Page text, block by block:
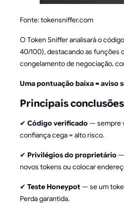
Fonte: tokensniffer.com
O Token Sniffer analisará o
40/100), destacando as funções
congelamento de negociação,
Uma pontuação baixa = aviso
Principais conclusões
✔ Código verificado— sempre
confiança cega = alto risco.
✔ Privilégios do proprietário—
novos tokens ou colocar
✔ Teste Honeypot— se um
Perda garantida.